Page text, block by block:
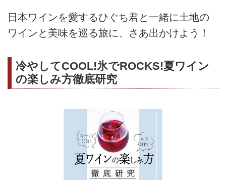
日本ワインを愛するひぐち君と一緒に土地の
ワインと美味を巡る旅に、さあ出かけよう！
冷やしてCOOL!氷でROCKS!夏ワイン
の楽しみ方徹底研究